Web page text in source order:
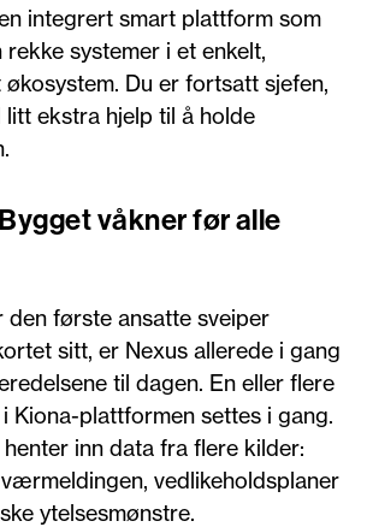
integrert smart plattform som
rekke systemer i et enkelt,
økosystem. Du er fortsatt sjefen,
litt ekstra hjelp til å holde
våkner før alle
den første ansatte sveiper
sitt, er Nexus allerede i gang
til dagen. En eller flere
Kiona-plattformen settes i gang.
inn data fra flere kilder:
vedlikeholdsplaner
ytelsesmønstre.